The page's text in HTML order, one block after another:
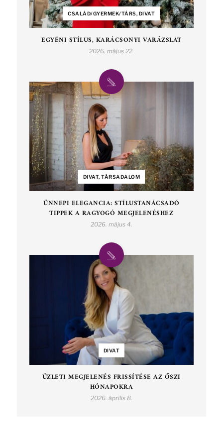
CSALÁD/GYERMEK/TÁRS, DIVAT
EGYÉNI STÍLUS, KARÁCSONYI VARÁZSLAT
2026. május 22.
DIVAT, TÁRSADALOM
ÜNNEPI ELEGANCIA: STÍLUSTANÁCSADÓ
TIPPEK A RAGYOGÓ MEGJELENÉSHEZ
2026. május 4.
DIVAT
ÜZLETI MEGJELENÉS FRISSÍTÉSE AZ ŐSZI
HÓNAPOKRA
2026. április 8.